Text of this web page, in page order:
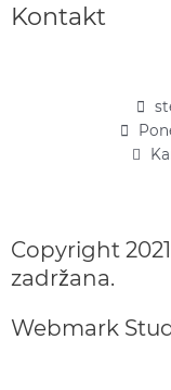
Kontakt
Copyright
zadržana.
Webmark